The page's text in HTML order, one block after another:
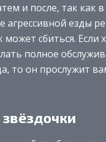
и после, так как в
агрессивной езды
может сбиться. Если
полное
то он прослужит